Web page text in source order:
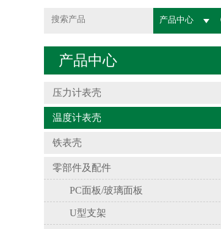
产品中心
产品中心
压力计表壳
温度计表壳
铁表壳
零部件及配件
PC面板/玻璃面板
U型支架